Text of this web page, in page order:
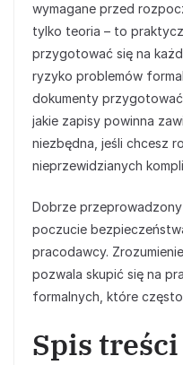
wymagane przed
tylko teoria – to
przygotować się na
ryzyko problemów
dokumenty
jakie zapisy powinna
niezbędna, jeśli chcesz
nieprzewidzianych
Dobrze
poczucie
pracodawcy.
pozwala skupić się na
formalnych, które
Spis treści